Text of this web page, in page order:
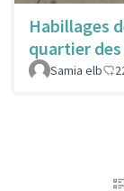
Habillages
quartier des
Samia elb